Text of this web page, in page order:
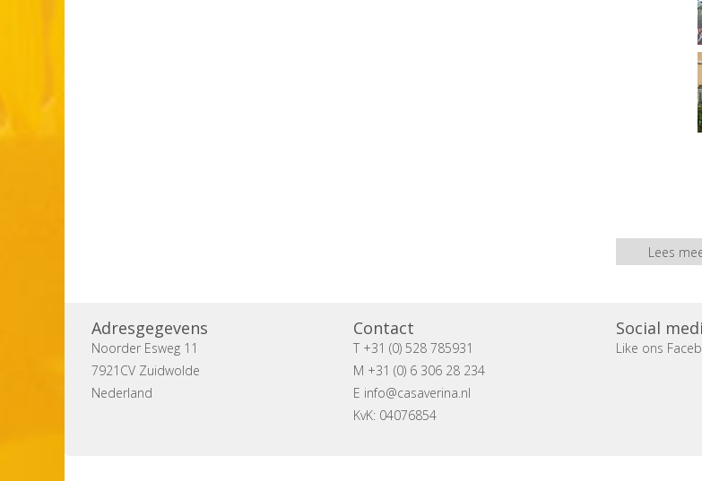
Lees
Adresgegevens
Noorder Esweg 11
7921CV Zuidwolde
Nederland
Contact
T +31 (0) 528 785931
M +31 (0) 6 306 28 234
E info@casaverina.nl
KvK: 04076854
Social
Like ons